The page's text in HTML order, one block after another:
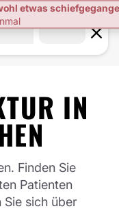
IN
Finden Sie
Patienten
sich über